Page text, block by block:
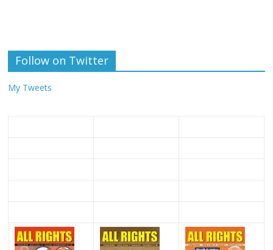
Follow on Twitter
My Tweets